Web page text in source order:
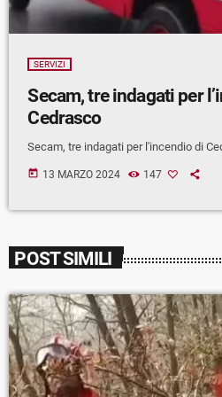
SERVIZI
Secam, tre indagati per
Cedrasco
Secam, tre indagati per l'incendio di
today 13 MARZO 2024 147
POST SIMILI